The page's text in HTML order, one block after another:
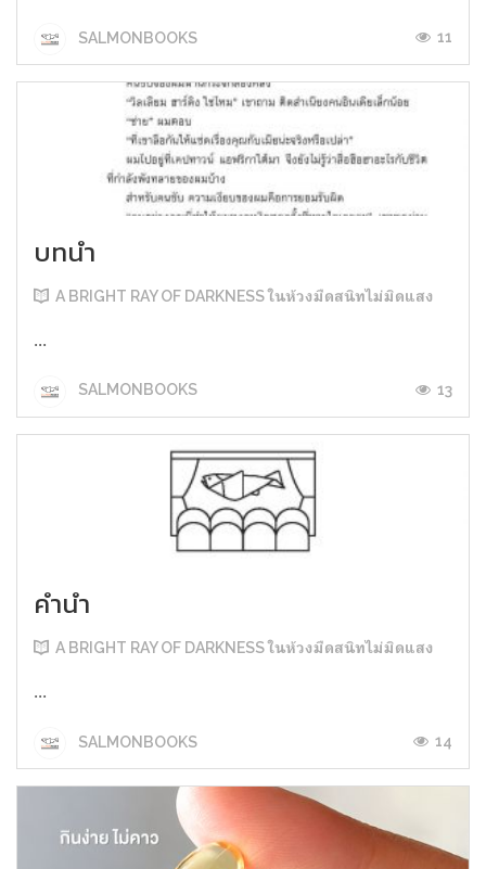
SALMONBOOKS 11
บทนำ
A BRIGHT RAY OF DARKNESS ในห้วงมืดสนิทไม่มิดแสง
...
SALMONBOOKS 13
คำนำ
A BRIGHT RAY OF DARKNESS ในห้วงมืดสนิทไม่มิดแสง
...
SALMONBOOKS 14